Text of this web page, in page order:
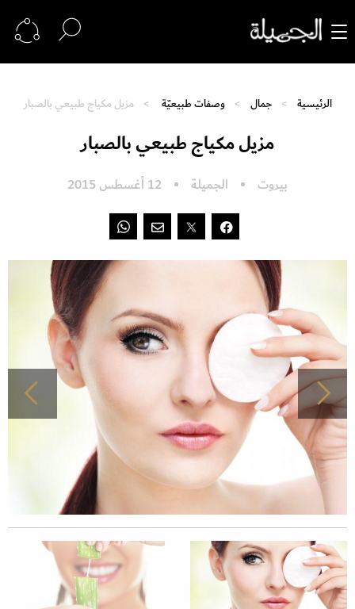
الرئيسية جمال وصفات طبيعيّة مزيل مكياج طبيعي بالصبار
مزيل مكياج طبيعي بالصبار
بيروت الجميلة 12 أغسطس 2015